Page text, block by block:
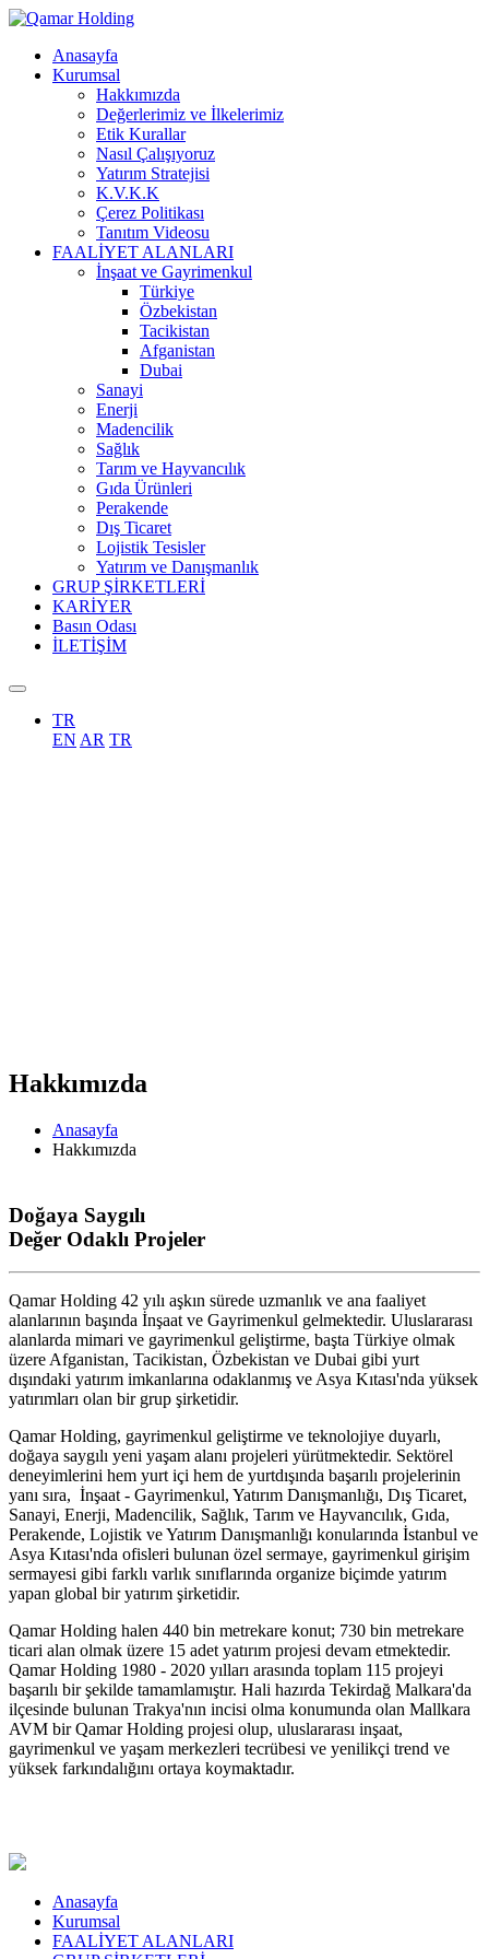
Anasayfa
Kurumsal
Hakkımızda
Değerlerimiz ve İlkelerimiz
Etik Kurallar
Nasıl Çalışıyoruz
Yatırım Stratejisi
K.V.K.K
Çerez Politikası
Tanıtım Videosu
FAALİYET ALANLARI
İnşaat ve Gayrimenkul
Türkiye
Özbekistan
Tacikistan
Afganistan
Dubai
Sanayi
Enerji
Madencilik
Sağlık
Tarım ve Hayvancılık
Gıda Ürünleri
Perakende
Dış Ticaret
Lojistik Tesisler
Yatırım ve Danışmanlık
GRUP ŞİRKETLERİ
KARİYER
Basın Odası
İLETİŞİM
TR
EN AR TR
Hakkımızda
Anasayfa
Hakkımızda
Doğaya Saygılı
Değer Odaklı Projeler
Qamar Holding 42 yılı aşkın sürede uzmanlık ve ana faaliyet
alanlarının başında İnşaat ve Gayrimenkul gelmektedir. Uluslararası
alanlarda mimari ve gayrimenkul geliştirme, başta Türkiye olmak
üzere Afganistan, Tacikistan, Özbekistan ve Dubai gibi yurt
dışındaki yatırım imkanlarına odaklanmış ve Asya Kıtası'nda yüksek
yatırımları olan bir grup şirketidir.
Qamar Holding, gayrimenkul geliştirme ve teknolojiye duyarlı,
doğaya saygılı yeni yaşam alanı projeleri yürütmektedir. Sektörel
deneyimlerini hem yurt içi hem de yurtdışında başarılı projelerinin
yanı sıra, İnşaat - Gayrimenkul, Yatırım Danışmanlığı, Dış Ticaret,
Sanayi, Enerji, Madencilik, Sağlık, Tarım ve Hayvancılık, Gıda,
Perakende, Lojistik ve Yatırım Danışmanlığı konularında İstanbul ve
Asya Kıtası'nda ofisleri bulunan özel sermaye, gayrimenkul girişim
sermayesi gibi farklı varlık sınıflarında organize biçimde yatırım
yapan global bir yatırım şirketidir.
Qamar Holding halen 440 bin metrekare konut; 730 bin metrekare
ticari alan olmak üzere 15 adet yatırım projesi devam etmektedir.
Qamar Holding 1980 - 2020 yılları arasında toplam 115 projeyi
başarılı bir şekilde tamamlamıştır. Hali hazırda Tekirdağ Malkara'da
ilçesinde bulunan Trakya'nın incisi olma konumunda olan Mallkara
AVM bir Qamar Holding projesi olup, uluslararası inşaat,
gayrimenkul ve yaşam merkezleri tecrübesi ve yenilikçi trend ve
yüksek farkındalığını ortaya koymaktadır.
Anasayfa
Kurumsal
FAALİYET ALANLARI